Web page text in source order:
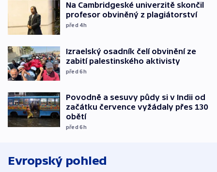
Na Cambridgeské univerzitě skončil
profesor obviněný z plagiátorství
před 4h
Izraelský osadník čelí obvinění ze
zabití palestinského aktivisty
před 6h
Povodně a sesuvy půdy si v Indii od
začátku července vyžádaly přes 130
obětí
před 6h
Evropský pohled